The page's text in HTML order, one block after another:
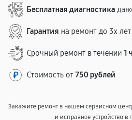
Бесплатная диагностика
Гарантия на ремонт до 3х лет
Срочный ремонт в течении 1
Стоимость от 750 рублей
Закажите ремонт в нашем сервисном
и исправное устройство в